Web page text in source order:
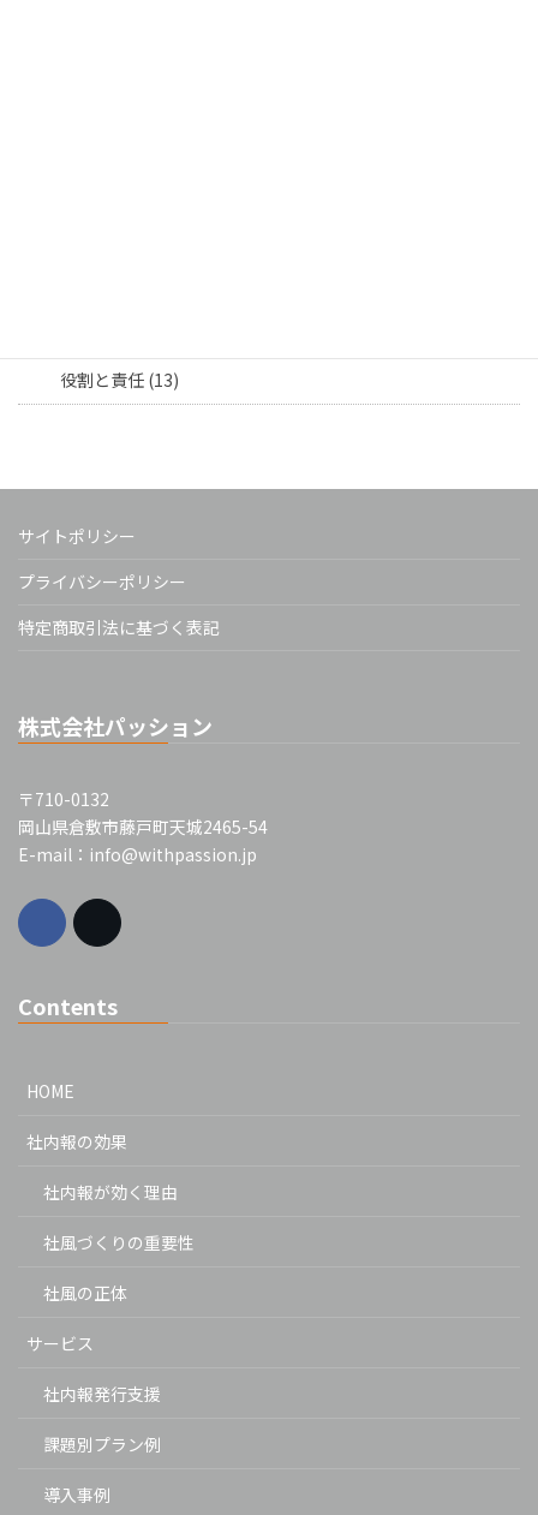
役割と責任 (13)
サイトポリシー
プライバシーポリシー
特定商取引法に基づく表記
株式会社パッション
〒710-0132
岡山県倉敷市藤戸町天城2465-54
E-mail：info@withpassion.jp
Contents
HOME
社内報の効果
社内報が効く理由
社風づくりの重要性
社風の正体
サービス
社内報発行支援
課題別プラン例
導入事例